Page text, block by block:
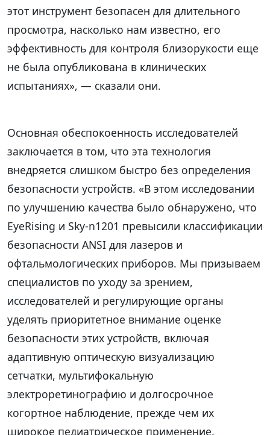
этот инструмент безопасен для длительного
просмотра, насколько нам известно, его
эффективность для контроля близорукости еще
не была опубликована в клинических
испытаниях», — сказали они.
Основная обеспокоенность исследователей
заключается в том, что эта технология
внедряется слишком быстро без определения
безопасности устройств. «В этом исследовании
по улучшению качества было обнаружено, что
EyeRising и Sky-n1201 превысили классификации
безопасности ANSI для лазеров и
офтальмологических приборов. Мы призываем
специалистов по уходу за зрением,
исследователей и регулирующие органы
уделять приоритетное внимание оценке
безопасности этих устройств, включая
адаптивную оптическую визуализацию
сетчатки, мультифокальную
электроретинографию и долгосрочное
когортное наблюдение, прежде чем их
широкое педиатрическое применение.